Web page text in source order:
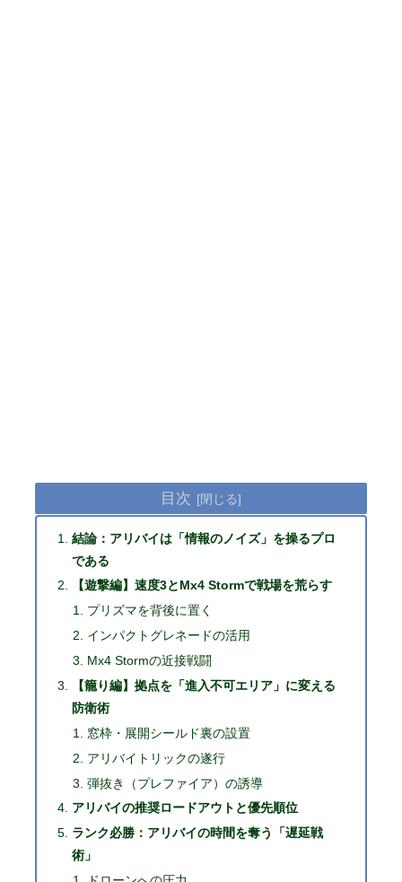
目次
結論：アリバイは「情報のノイズ」を操るプロ
である
【遊撃編】速度3とMx4 Stormで戦場を荒らす
プリズマを背後に置く
インパクトグレネードの活用
Mx4 Stormの近接戦闘
【籠り編】拠点を「進入不可エリア」に変える
防衛術
窓枠・展開シールド裏の設置
アリバイトリックの遂行
弾抜き（プレファイア）の誘導
アリバイの推奨ロードアウトと優先順位
ランク必勝：アリバイの時間を奪う「遅延戦
術」